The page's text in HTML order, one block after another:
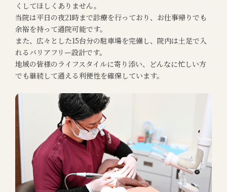
くしてほしくありません。
当院は平日の夜21時まで診療を行っており、お仕事帰りでも
余裕を持って通院可能です。
また、広々とした15台分の駐車場を完備し、院内は土足で入
れるバリアフリー設計です。
地域の皆様のライフスタイルに寄り添い、どんなに忙しい方
でも継続して通える利便性を確保しています。